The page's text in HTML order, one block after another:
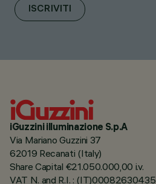
ISCRIVITI
iGuzzini illuminazione S.p.A
Via Mariano Guzzini 37
62019 Recanati (Italy)
Share Capital €21.050.000,00 i.v.
VAT N. and R.I. : (IT)00082630435